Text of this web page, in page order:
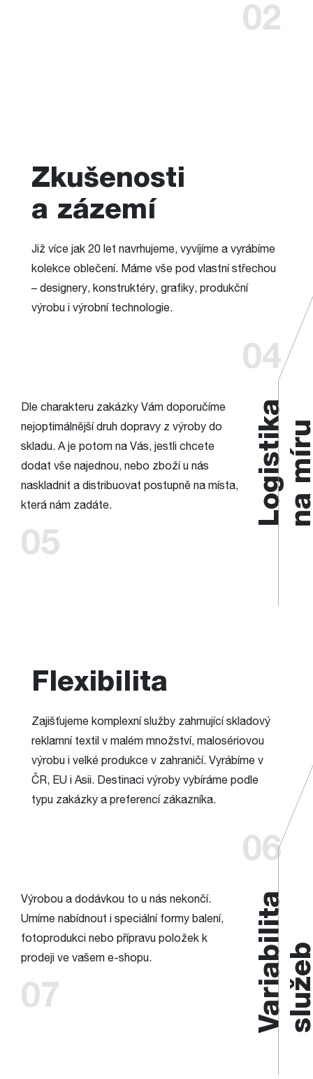
02
Zkušenosti
a zázemí
Již více jak 20 let navrhujeme, vyvíjíme a vyrábíme
kolekce oblečení. Máme vše pod vlastní střechou
– designery, konstruktéry, grafiky, produkční
výrobu i výrobní technologie.
04
Logistikana
Dle charakteru zakázky Vám doporučíme
nejoptimálnější druh dopravy z výroby do
skladu. A je potom na Vás, jestli chcete
dodat vše najednou, nebo zboží u nás
naskladnit a distribuovat postupně na místa,
která nám zadáte.
05
Flexibilita
Zajišťujeme komplexní služby zahrnující skladový
reklamní textil v malém množství, malosériovou
výrobu i velké produkce v zahraničí. Vyrábíme v
ČR, EU i Asii. Destinaci výroby vybíráme podle
typu zakázky a preferencí zákazníka.
06
Variabilita
Výrobou a dodávkou to u nás nekončí.
Umíme nabídnout i speciální formy balení,
fotoprodukci nebo přípravu položek k
prodeji ve vašem e-shopu.
07